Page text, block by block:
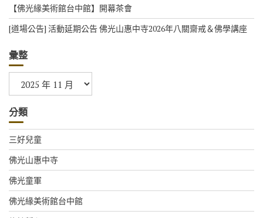
【佛光緣美術館台中館】開幕茶會
[道場公告] 活動延期公告 佛光山惠中寺2026年八關齋戒＆佛學講座
彙整
整
分類
三好兒童
佛光山惠中寺
佛光童軍
佛光緣美術館台中館